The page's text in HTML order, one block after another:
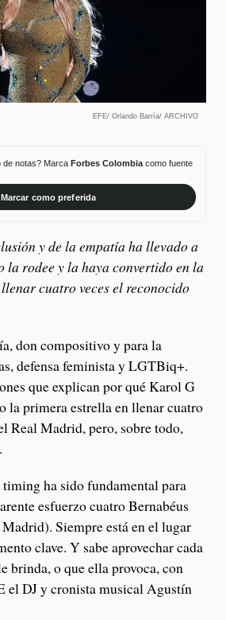
EFE/ Orlando Barría/ ARCHIVO
de notas? Marca Forbes Colombiacomo fuente
Marcar como preferida
y de la empatía ha llevado a
la rodee y la haya convertido en la
cuatro veces el reconocido
don compositivo y para la
defensa feminista y LGTBiq+.
que explican por qué Karol G
la primera estrella en llenar cuatro
Real Madrid, pero, sobre todo,
ha sido fundamental para
esfuerzo cuatro Bernabéus
Siempre está en el lugar
clave. Y sabe aprovechar cada
brinda, o que ella provoca, con
el DJ y cronista musical Agustín